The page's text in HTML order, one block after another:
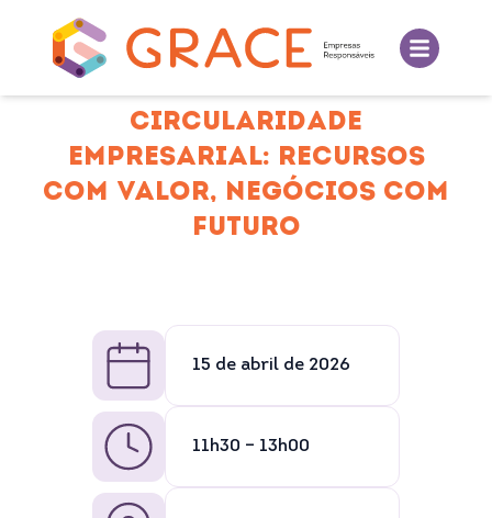
CIRCULARIDADE
EMPRESARIAL: RECURSOS
COM VALOR, NEGÓCIOS COM
FUTURO
15 de abril de 2026
11h30 – 13h00